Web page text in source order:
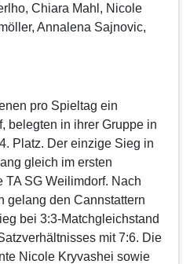
Chiara Mahl, Nicole
Annalena Sajnovic,
pro Spieltag ein
belegten in ihrer Gruppe in
Platz. Der einzige Sieg in
gleich im ersten
SG Weilimdorf. Nach
gelang den Cannstattern
bei 3:3-Matchgleichstand
mit 7:6. Die
Nicole Kryvashei sowie